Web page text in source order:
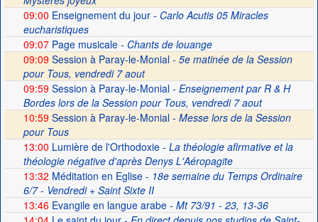
09:00 Enseignement du jour- Carlo Acutis 05 Miracles
eucharistiques
09:07Page musicale- Chants de louange
09:09 Session à Paray-le-Monial - 5e matinée de la Session
pour Tous, vendredi 7 aout
09:59Session à Paray-le-Monial- Enseignement par R & H
Bordes lors de la Session pour Tous, vendredi 7 aout
10:59 Session à Paray-le-Monial - Messe lors de la Session
pour Tous
13:00 Lumière de l'Orthodoxie- La théologie afirmative et la
théologie négative d'après Denys L'Aéropagite
13:32 Méditation en Eglise- 18e semaine du Temps Ordinaire
6/7 - Vendredi + Saint Sixte II
13:46Evangile en langue arabe- Mt 73/91 - 23, 13-36